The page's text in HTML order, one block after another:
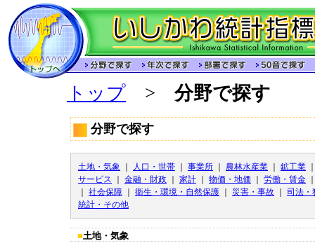
トップ > 分野で探す
分野で探す
土地・気象 人口・世帯 事業所 農林水産業 鉱工業
サービス
金融・財政 家計 物価・地価 労働・賃金
社会保障 衛生・環境・自然保護 災害・事故
司法・
統計・その他
■土地・気象